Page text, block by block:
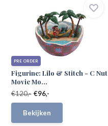
PRE ORDER
Figurine: Lilo & Stitch - C Nut
Movie Mo...
€120,- €96,-
Bekijken